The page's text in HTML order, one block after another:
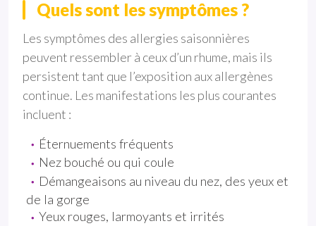
Quels sont les symptômes ?
Les symptômes des allergies saisonnières
peuvent ressembler à ceux d’un rhume, mais ils
persistent tant que l’exposition aux allergènes
continue. Les manifestations les plus courantes
incluent :
Éternuements fréquents
Nez bouché ou qui coule
Démangeaisons au niveau du nez, des yeux et
de la gorge
Yeux rouges, larmoyants et irrités